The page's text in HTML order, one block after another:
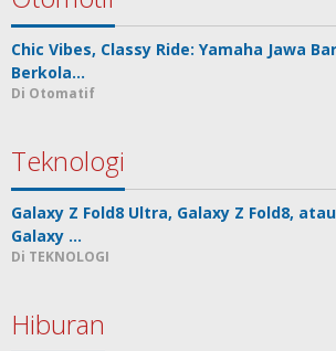
Chic Vibes, Classy Ride: Yamaha Jawa
Berkola…
Di Otomatif
Teknologi
Galaxy Z Fold8 Ultra, Galaxy Z Fold8, atau
Galaxy …
Di TEKNOLOGI
Hiburan